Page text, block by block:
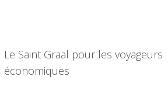
Le Saint Graal pour les voyageurs
économiques